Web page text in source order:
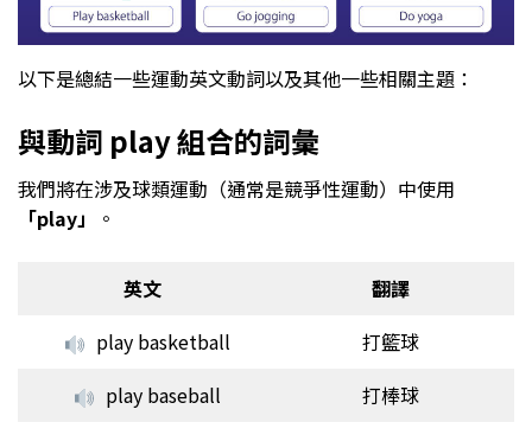
以下是總結一些運動英文動詞以及其他一些相關主題：
與動詞 play 組合的詞彙
我們將在涉及球類運動（通常是競爭性運動）中使用
「play」
。
英文
翻譯
play basketball
打籃球
play baseball
打棒球